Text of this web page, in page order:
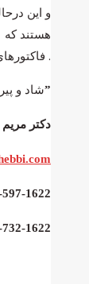
و این
هستند که
فاکتورهای متعددی چون ، ژن ، شرایط بدنی ، کیفیت هورمونی ، انتخابات فردی ، فشارهای محیطی و اجتماعی قابلیت تغییر یا تثبیت پیدا مینماید .
شاد و” سکس بهتر ، زندگی بهتر”
دکتر
1622
1622